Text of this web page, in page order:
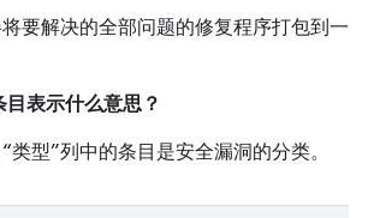
要解决的全部问题的修复程序打包到一
表示什么意思？
类型”列中的条目是安全漏洞的分类。